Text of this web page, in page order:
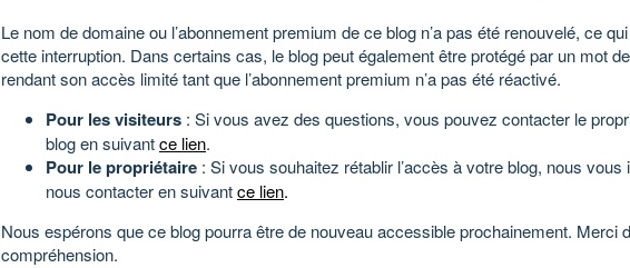
Le nom de domaine ou l’abonnement premium de ce blog n’a pas été renouvelé, ce
cette interruption. Dans certains cas, le blog peut également être protégé par un mot
rendant son accès limité tant que l’abonnement premium n’a pas été réactivé.
Pour les visiteurs : Si vous avez des questions, vous pouvez contacter le
blog en suivantce lien.
Pour le propriétaire : Si vous souhaitez rétablir l’accès à votre blog, nous vous
nous contacter en suivantce lien.
Nous espérons que ce blog pourra être de nouveau accessible prochainement. Merci
compréhension.